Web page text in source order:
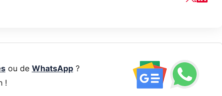
ou de WhatsApp?
!